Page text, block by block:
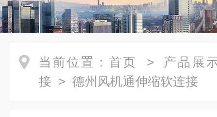
当前位置： 首页 > 产品展
接 > 德州风机通伸缩软连接